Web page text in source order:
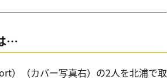
…
）（カバー写真右）の2人を北浦で取